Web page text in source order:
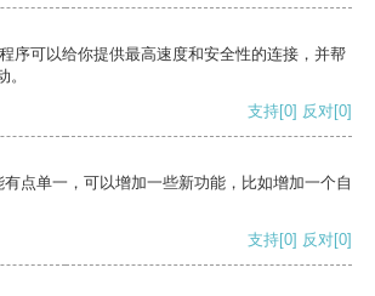
序可以给你提供最高速度和安全性的连接，并帮
支持[0] 反对[0]
点单一，可以增加一些新功能，比如增加一个自
支持[0] 反对[0]